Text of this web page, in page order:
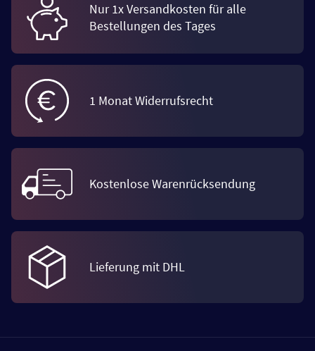
Nur 1x Versandkosten für alle
Bestellungen des Tages
1 Monat Widerrufsrecht
Kostenlose Warenrücksendung
Lieferung mit DHL